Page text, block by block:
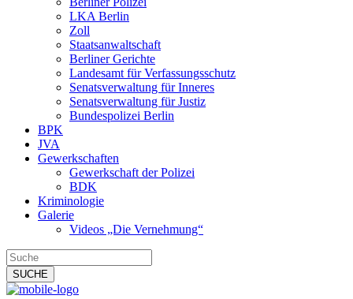
LKA Berlin
Zoll
Staatsanwaltschaft
Berliner Gerichte
Landesamt für Verfassungsschutz
Senatsverwaltung für Inneres
Senatsverwaltung für Justiz
Bundespolizei Berlin
BPK
JVA
Gewerkschaften
Gewerkschaft der Polizei
BDK
Kriminologie
Galerie
Videos „Die Vernehmung“